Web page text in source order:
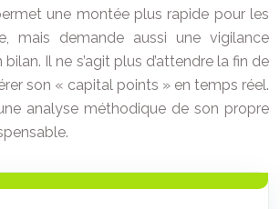
une montée plus rapide pour les
mais demande aussi une vigilance
Il ne s’agit plus d’attendre la fin de
son « capital points » en temps réel.
analyse méthodique de son propre